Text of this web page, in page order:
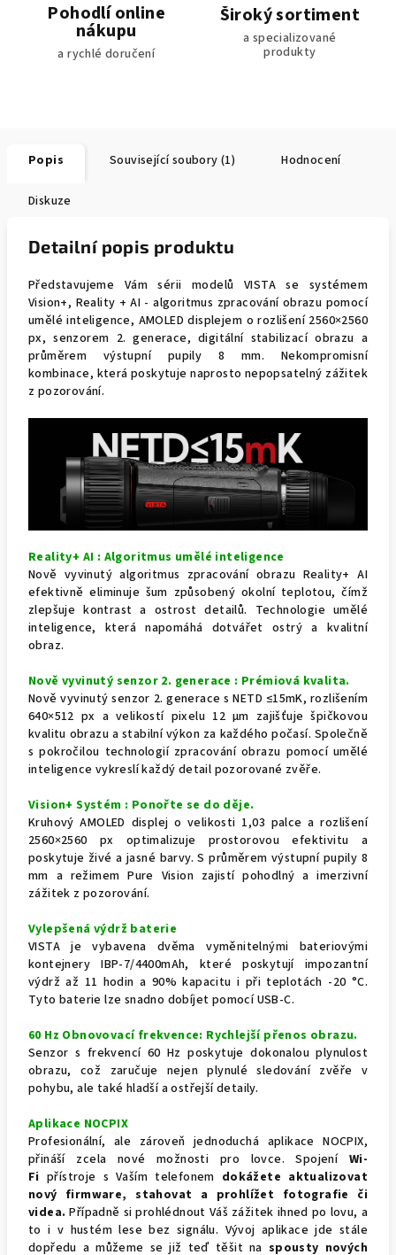
Pohodlí online
nákupu
a rychlé doručení
Široký sortiment
a specializované
produkty
Popis Související soubory (1) Hodnocení
Diskuze
Detailní popis produktu
Představujeme Vám sérii modelů VISTA se systémem
Vision+, Reality + AI - algoritmus zpracování obrazu pomocí
umělé inteligence, AMOLED displejem o rozlišení 2560×2560
px, senzorem 2. generace, digitální stabilizací obrazu a
průměrem výstupní pupily 8 mm. Nekompromisní
kombinace, která poskytuje naprosto nepopsatelný zážitek
z pozorování.
Reality+ AI : Algoritmus umělé inteligence
Nově vyvinutý algoritmus zpracování obrazu Reality+ AI
efektivně eliminuje šum způsobený okolní teplotou, čímž
zlepšuje kontrast a ostrost detailů. Technologie umělé
inteligence, která napomáhá dotvářet ostrý a kvalitní
obraz.
Nově vyvinutý senzor 2. generace : Prémiová kvalita.
Nově vyvinutý senzor 2. generace s NETD ≤15mK, rozlišením
640×512 px a velikostí pixelu 12 μm zajišťuje špičkovou
kvalitu obrazu a stabilní výkon za každého počasí. Společně
s pokročilou technologií zpracování obrazu pomocí umělé
inteligence vykreslí každý detail pozorované zvěře.
Vision+ Systém : Ponořte se do děje.
Kruhový AMOLED displej o velikosti 1,03 palce a rozlišení
2560×2560 px optimalizuje prostorovou efektivitu a
poskytuje živé a jasné barvy. S průměrem výstupní pupily 8
mm a režimem Pure Vision zajistí pohodlný a imerzivní
zážitek z pozorování.
Vylepšená výdrž baterie
VISTA je vybavena dvěma vyměnitelnými bateriovými
kontejnery IBP-7/4400mAh, které poskytují impozantní
výdrž až 11 hodin a 90% kapacitu i při teplotách -20 °C.
Tyto baterie lze snadno dobíjet pomocí USB-C.
60 Hz Obnovovací frekvence: Rychlejší přenos obrazu.
Senzor s frekvencí 60 Hz poskytuje dokonalou plynulost
obrazu, což zaručuje nejen plynulé sledování zvěře v
pohybu, ale také hladší a ostřejší detaily.
Aplikace NOCPIX
Profesionální, ale zároveň jednoduchá aplikace NOCPIX,
přináší zcela nové možnosti pro lovce. Spojení
Wi-
Fi přístroje s Vaším telefonem dokážete aktualizovat
nový firmware, stahovat a prohlížet fotografie či
videa. Případně si prohlédnout Váš zážitek ihned po lovu, a
to i v hustém lese bez signálu. Vývoj aplikace jde stále
dopředu a můžeme se již teď těšit na spousty nových